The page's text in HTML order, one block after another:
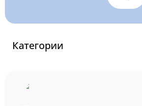
Категории